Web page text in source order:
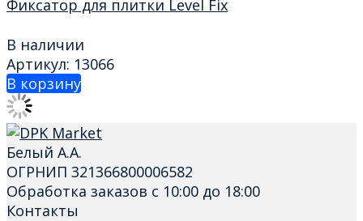
Фиксатор для плитки Level Fix
В наличии
Артикул: 13066
В корзину
Белый А.А.
ОГРНИП 321366800006582
Обработка заказов с 10:00 до 18:00
Контакты